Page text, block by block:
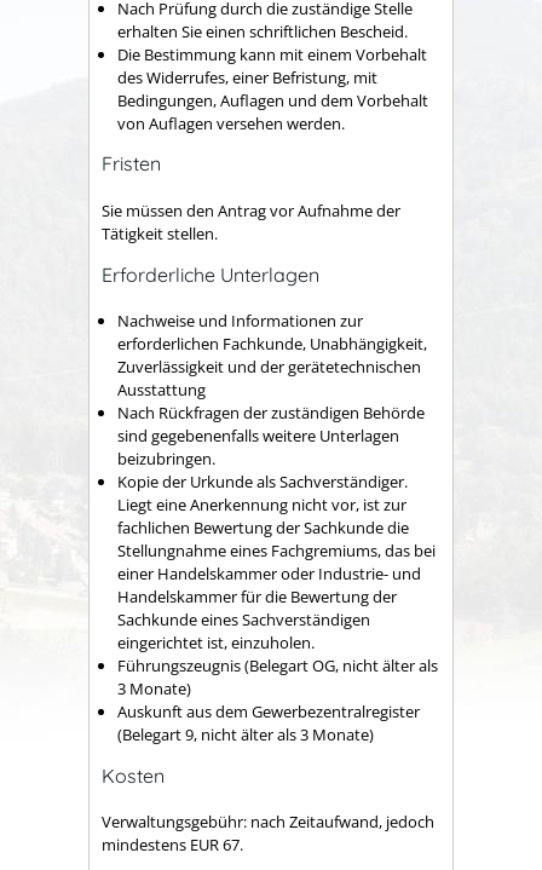
Nach Prüfung durch die zuständige Stelle
erhalten Sie einen schriftlichen Bescheid.
Die Bestimmung kann mit einem Vorbehalt
des Widerrufes, einer Befristung, mit
Bedingungen, Auflagen und dem Vorbehalt
von Auflagen versehen werden.
Fristen
Sie müssen den Antrag vor Aufnahme der
Tätigkeit stellen.
Erforderliche Unterlagen
Nachweise und Informationen zur
erforderlichen Fachkunde, Unabhängigkeit,
Zuverlässigkeit und der gerätetechnischen
Ausstattung
Nach Rückfragen der zuständigen Behörde
sind gegebenenfalls weitere Unterlagen
beizubringen.
Kopie der Urkunde als Sachverständiger.
Liegt eine Anerkennung nicht vor, ist zur
fachlichen Bewertung der Sachkunde die
Stellungnahme eines Fachgremiums, das bei
einer Handelskammer oder Industrie- und
Handelskammer für die Bewertung der
Sachkunde eines Sachverständigen
eingerichtet ist, einzuholen.
Führungszeugnis (Belegart OG, nicht älter als
3 Monate)
Auskunft aus dem Gewerbezentralregister
(Belegart 9, nicht älter als 3 Monate)
Kosten
Verwaltungsgebühr: nach Zeitaufwand, jedoch
mindestens EUR 67.